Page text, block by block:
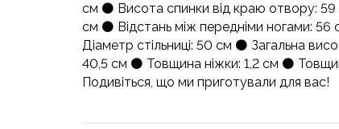
см ⚫️ Висота спинки від краю отвору:
см ⚫️ Відстань між передніми ногами:
Діаметр стільниці: 50 см ⚫️ Загальна
40,5 см ⚫️ Товщина ніжки: 1,2 см ⚫️
Подивіться, що ми приготували для вас!